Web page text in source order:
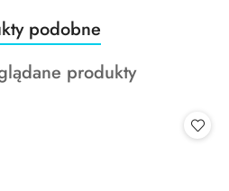
podobne
produkty